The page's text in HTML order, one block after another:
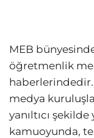
MEB
öğretmenlik
medya
yanıltıcı şekilde
kamuoyunda,